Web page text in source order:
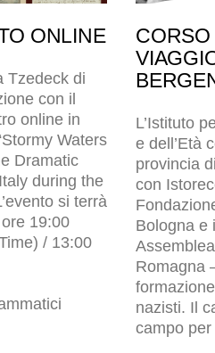
ONLINE
Tzedeck di
con il
online in
Waters
Dramatic
during the
si terrà
19:00
/ 13:00
L’Istituto
e dell’Età
provincia
con
Bologna e
Romagna
nazisti. Il
campo